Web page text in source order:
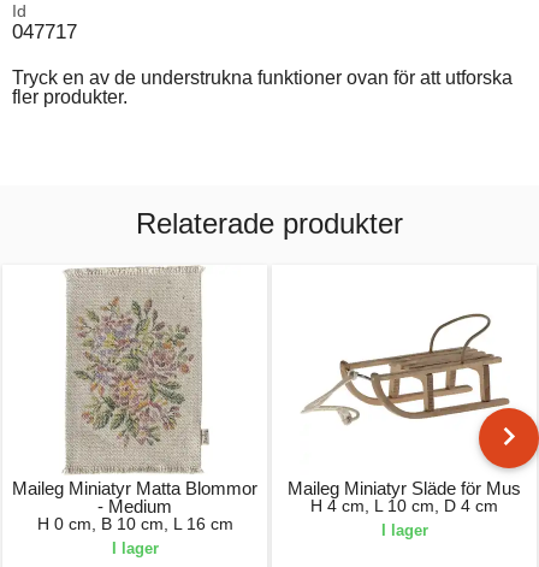
Id
047717
Tryck en av de understrukna funktioner ovan för att utforska
fler produkter.
Relaterade produkter
Maileg Miniatyr Matta Blommor
- Medium
H 0 cm, B 10 cm, L 16 cm
I lager
Maileg Miniatyr Släde för Mus
H 4 cm, L 10 cm, D 4 cm
I lager